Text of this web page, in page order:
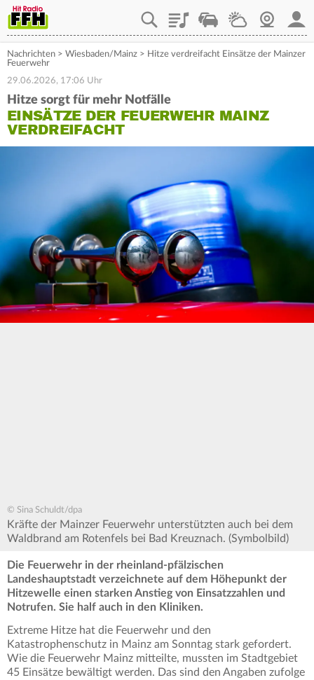
PlaylistStaupilotWetterWebcam
Nachrichten > Wiesbaden/Mainz > Hitze verdreifacht Einsätze der Mainzer
Feuerwehr
29.06.2026, 17:06 Uhr
Hitze sorgt für mehr Notfälle
EINSÄTZE DER FEUERWEHR MAINZ
VERDREIFACHT
© Sina Schuldt/dpa
Kräfte der Mainzer Feuerwehr unterstützten auch bei dem
Waldbrand am Rotenfels bei Bad Kreuznach. (Symbolbild)
Die Feuerwehr in der rheinland-pfälzischen
Landeshauptstadt verzeichnete auf dem Höhepunkt der
Hitzewelle einen starken Anstieg von Einsatzzahlen und
Notrufen. Sie half auch in den Kliniken.
Extreme Hitze hat die Feuerwehr und den
Katastrophenschutz in Mainz am Sonntag stark gefordert.
Wie die Feuerwehr Mainz mitteilte, mussten im Stadtgebiet
45 Einsätze bewältigt werden. Das sind den Angaben zufolge